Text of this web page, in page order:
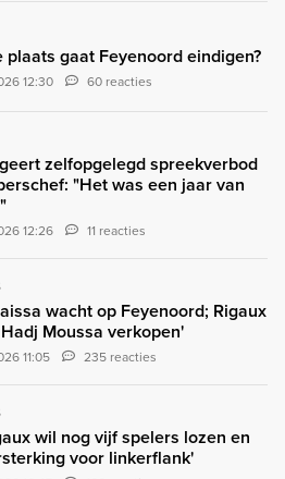
plaats gaat Feyenoord eindigen?
12:30 60 reacties
zelfopgelegd spreekverbod
"Het was een jaar van
12:26 11 reacties
wacht op Feyenoord; Rigaux
Moussa verkopen'
11:05 235 reacties
wil nog vijf spelers lozen en
voor linkerflank'